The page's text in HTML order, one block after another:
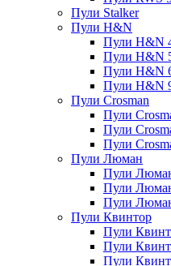
Пули Stalker
Пули H&N
Пули H&N
Пули H&N
Пули H&N
Пули H&N
Пули Crosman
Пули
Пули
Пули
Пули Люман
Пули
Пули
Пули
Пули Квинтор
Пули
Пули
Пули